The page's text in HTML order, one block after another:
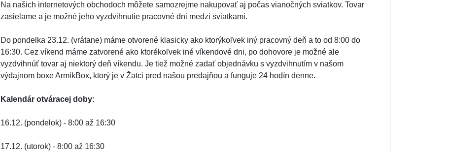
Na našich internetových obchodoch môžete samozrejme nakupovať aj počas vianočných sviatkov. Tovar
zasielame a je možné jeho vyzdvihnutie pracovné dni medzi sviatkami.
Do pondelka 23.12. (vrátane) máme otvorené klasicky ako ktorýkoľvek iný pracovný deň a to od 8:00 do
16:30. Cez víkend máme zatvorené ako ktorékoľvek iné víkendové dni, po dohovore je možné ale
vyzdvihnúť tovar aj niektorý deň víkendu. Je tiež možné zadať objednávku s vyzdvihnutím v našom
výdajnom boxe ArmikBox, ktorý je v Žatci pred našou predajňou a funguje 24 hodín denne.
Kalendár otváracej doby:
16.12. (pondelok) - 8:00 až 16:30
17.12. (utorok) - 8:00 až 16:30